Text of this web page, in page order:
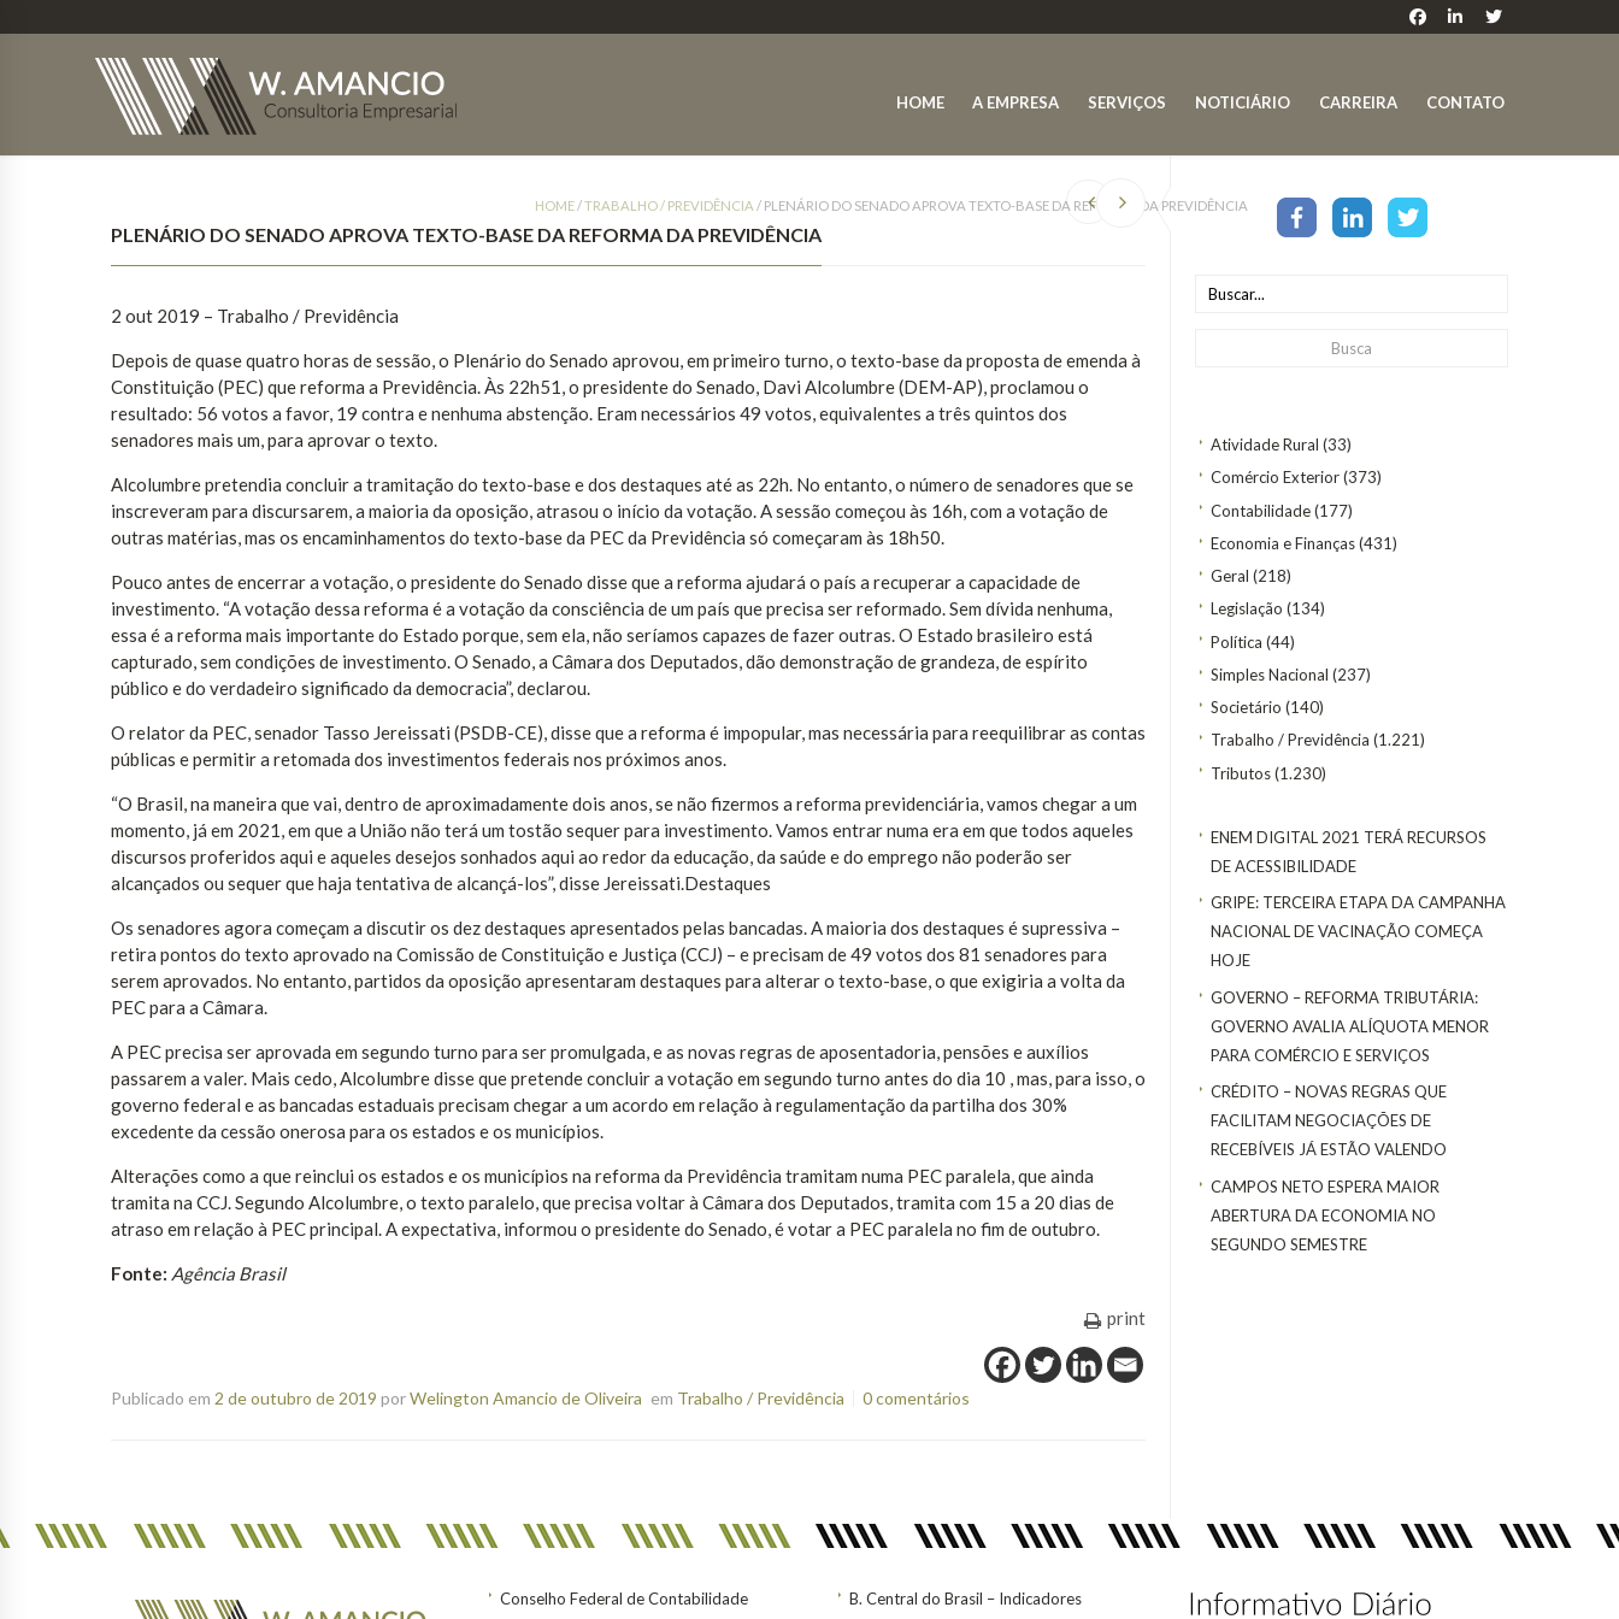
HOME A EMPRESA SERVIÇOS NOTICIÁRIO CARREIRA CONTATO
Atividade Rural (33)
Comércio Exterior(373)
Contabilidade(177)
Economia e Finanças(431)
Geral (218)
Legislação (134)
Política (44)
Simples Nacional (237)
Societário (140)
Trabalho / Previdência (1.221)
Tributos(1.230)
ENEM DIGITAL 2021 TERÁ RECURSOS
DE ACESSIBILIDADE
GRIPE: TERCEIRA ETAPA DA CAMPANHA
NACIONAL DE VACINAÇÃO COMEÇA
HOJE
GOVERNO – REFORMA TRIBUTÁRIA:
GOVERNO AVALIA ALÍQUOTA MENOR
PARA COMÉRCIO E SERVIÇOS
CRÉDITO – NOVAS REGRAS QUE
FACILITAM NEGOCIAÇÕES DE
RECEBÍVEIS JÁ ESTÃO VALENDO
CAMPOS NETO ESPERA MAIOR
ABERTURA DA ECONOMIA NO
SEGUNDO SEMESTRE
HOME/TRABALHO / PREVIDÊNCIA / PLENÁRIO DO SENADO APROVA TEXTO-BASE DA REFORMA DA PREVIDÊNCIA
PLENÁRIO DO SENADO APROVA TEXTO-BASE DA REFORMA DA PREVIDÊNCIA
2 out 2019 – Trabalho / Previdência
Depois de quase quatro horas de sessão, o Plenário do Senado aprovou, em primeiro turno, o texto-base da proposta de emenda à
Constituição (PEC) que reforma a Previdência. Às 22h51, o presidente do Senado, Davi Alcolumbre (DEM-AP), proclamou o
resultado: 56 votos a favor, 19 contra e nenhuma abstenção. Eram necessários 49 votos, equivalentes a três quintos dos
senadores mais um, para aprovar o texto.
Alcolumbre pretendia concluir a tramitação do texto-base e dos destaques até as 22h. No entanto, o número de senadores que se
inscreveram para discursarem, a maioria da oposição, atrasou o início da votação. A sessão começou às 16h, com a votação de
outras matérias, mas os encaminhamentos do texto-base da PEC da Previdência só começaram às 18h50.
Pouco antes de encerrar a votação, o presidente do Senado disse que a reforma ajudará o país a recuperar a capacidade de
investimento. “A votação dessa reforma é a votação da consciência de um país que precisa ser reformado. Sem dívida nenhuma,
essa é a reforma mais importante do Estado porque, sem ela, não seríamos capazes de fazer outras. O Estado brasileiro está
capturado, sem condições de investimento. O Senado, a Câmara dos Deputados, dão demonstração de grandeza, de espírito
público e do verdadeiro significado da democracia”, declarou.
O relator da PEC, senador Tasso Jereissati (PSDB-CE), disse que a reforma é impopular, mas necessária para reequilibrar as contas
públicas e permitir a retomada dos investimentos federais nos próximos anos.
“O Brasil, na maneira que vai, dentro de aproximadamente dois anos, se não fizermos a reforma previdenciária, vamos chegar a um
momento, já em 2021, em que a União não terá um tostão sequer para investimento. Vamos entrar numa era em que todos aqueles
discursos proferidos aqui e aqueles desejos sonhados aqui ao redor da educação, da saúde e do emprego não poderão ser
alcançados ou sequer que haja tentativa de alcançá-los”, disse Jereissati.Destaques
Os senadores agora começam a discutir os dez destaques apresentados pelas bancadas. A maioria dos destaques é supressiva –
retira pontos do texto aprovado na Comissão de Constituição e Justiça (CCJ) – e precisam de 49 votos dos 81 senadores para
serem aprovados. No entanto, partidos da oposição apresentaram destaques para alterar o texto-base, o que exigiria a volta da
PEC para a Câmara.
A PEC precisa ser aprovada em segundo turno para ser promulgada, e as novas regras de aposentadoria, pensões e auxílios
passarem a valer. Mais cedo, Alcolumbre disse que pretende concluir a votação em segundo turno antes do dia 10 , mas, para isso, o
governo federal e as bancadas estaduais precisam chegar a um acordo em relação à regulamentação da partilha dos 30%
excedente da cessão onerosa para os estados e os municípios.
Alterações como a que reinclui os estados e os municípios na reforma da Previdência tramitam numa PEC paralela, que ainda
tramita na CCJ. Segundo Alcolumbre, o texto paralelo, que precisa voltar à Câmara dos Deputados, tramita com 15 a 20 dias de
atraso em relação à PEC principal. A expectativa, informou o presidente do Senado, é votar a PEC paralela no fim de outubro.
Fonte: Agência Brasil
print
Publicado em 2 de outubro de 2019 porWelington Amancio de Oliveira em Trabalho / Previdência 0 comentários
Conselho Federal de Contabilidade B. Central do Brasil – Indicadores